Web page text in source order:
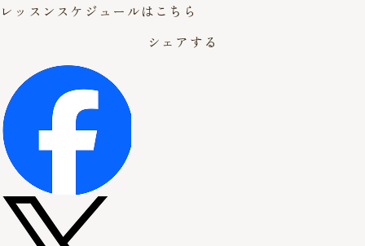
レッスンスケジュールはこちら
シェアする